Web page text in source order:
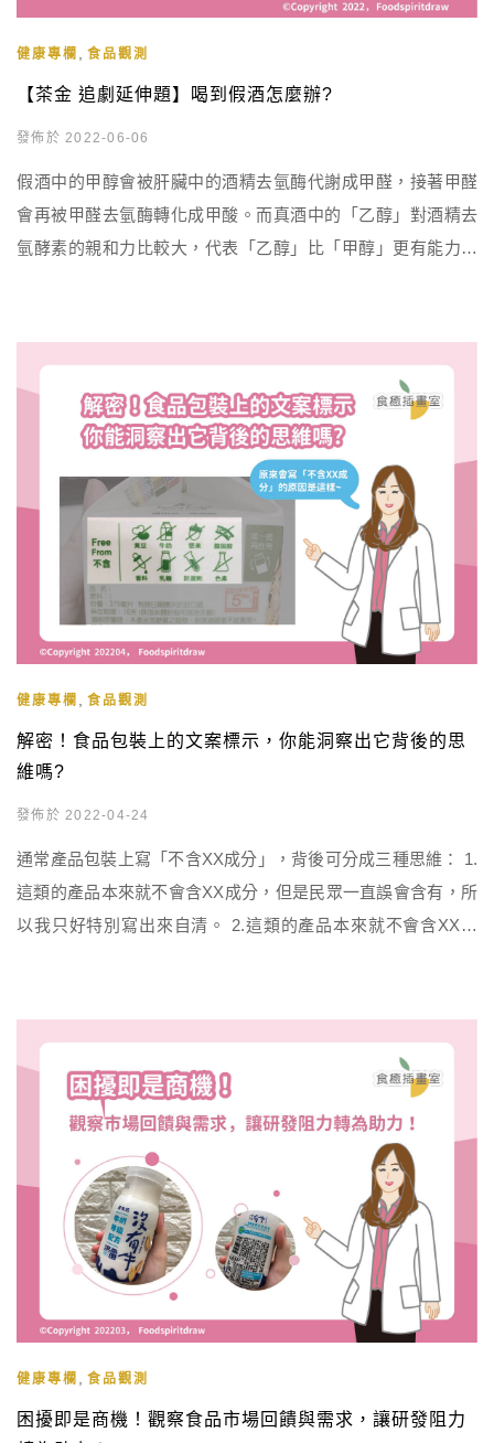
健康專欄 食品觀測
【茶金 追劇延伸題】喝到假酒怎麼辦?
發佈於 2022-06-06
假酒中的甲醇會被肝臟中的酒精去氫酶代謝成甲醛，接著甲醛
會再被甲醛去氫酶轉化成甲酸。而真酒中的「乙醇」對酒精去
氫酵素的親和力比較大，代表「乙醇」比「甲醇」更有能力搶
健康專欄 , 食品觀測
解密！食品包裝上的文案標示，你能洞察出它背後的思
維嗎?
發佈於 2022-04-24
通常產品包裝上寫「不含XX成分」，背後可分成三種思維： 1.
這類的產品本來就不會含XX成分，但是民眾一直誤會含有，所
以我只好特別寫出來自清。 2.這類的產品本來就不會含XX成
可能真的會添加，但是我沒有添加，所以我要寫出來告訴大家
健康專欄 食品觀測
困擾即是商機！觀察食品市場回饋與需求，讓研發阻力